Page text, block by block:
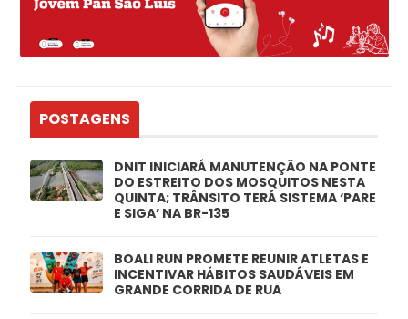
POSTAGENS
DNIT INICIARÁ MANUTENÇÃO NA PONTE
DO ESTREITO DOS MOSQUITOS NESTA
QUINTA; TRÂNSITO TERÁ SISTEMA ‘PARE
E SIGA’ NA BR-135
BOALI RUN PROMETE REUNIR ATLETAS E
INCENTIVAR HÁBITOS SAUDÁVEIS EM
GRANDE CORRIDA DE RUA